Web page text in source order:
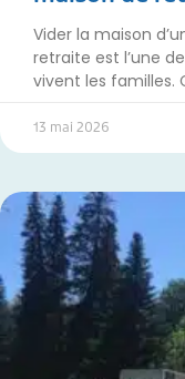
Vider la maison
retraite est l’une
vivent les familles.
13 mai 2026